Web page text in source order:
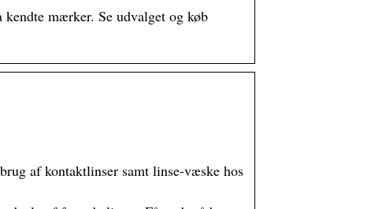
mærker. Se udvalget og køb
af kontaktlinser samt linse-væske hos